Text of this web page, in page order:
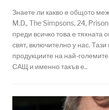
Знаете ли какво е общото
M.D., The Simpsons, 24,
преди всичко това е тяхната
свят, включително у нас.
продукциите на най-
САЩ и именно такъв е..